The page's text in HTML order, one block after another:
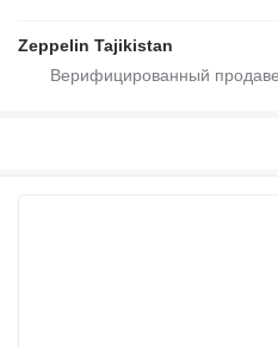
Zeppelin Tajikistan